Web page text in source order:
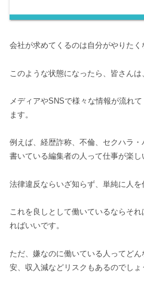
会社が求めてくるのは自分がやりたく
このような状態になったら、皆さんは
メディアやSNSで様々な情報が流れ
ます。
例えば、経歴詐称、不倫、セクハラ
書いている編集者の人って仕事が楽し
法律違反ならいざ知らず、単純に人を
これを良しとして働いているならそ
ればいいです。
ただ、嫌なのに働いている人ってど
安、収入減などリスクもあるのでしょ